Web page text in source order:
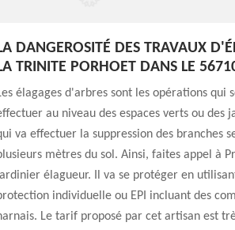
DANGEROSITÉ DES TRAVAUX
TRINITE PORHOET DANS LE
élagages d'arbres sont les opérations qui
au niveau des espaces verts ou des
va effectuer la suppression des branches
mètres du sol. Ainsi, faites appel à
élagueur. Il va se protéger en
individuelle ou EPI incluant des
Le tarif proposé par cet artisan est